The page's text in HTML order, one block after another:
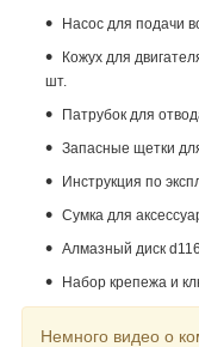
Насос для подачи
Кожух для
шт.
Патрубок для
Запасные щетки
Инструкция по
Сумка для
Алмазный диск
Набор крепежа и
Немного видео о